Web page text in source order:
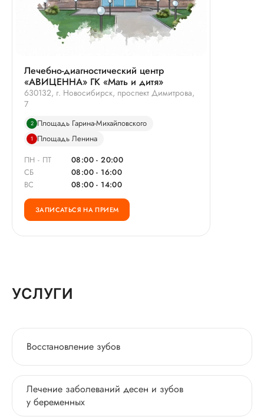
Лечебно-диагностический центр
«АВИЦЕННА» ГК «Мать и дитя»
630132, г. Новосибирск, проспект Димитрова,
7
2 Площадь Гарина-Михайловского
1
Площадь Ленина
ПН - ПТ
08:00 - 20:00
СБ
08:00 - 16:00
ВС
08:00 - 14:00
ЗАПИСАТЬСЯ НА ПРИЕМ
УСЛУГИ
Восстановление зубов
Лечение заболеваний десен и зубов
у беременных